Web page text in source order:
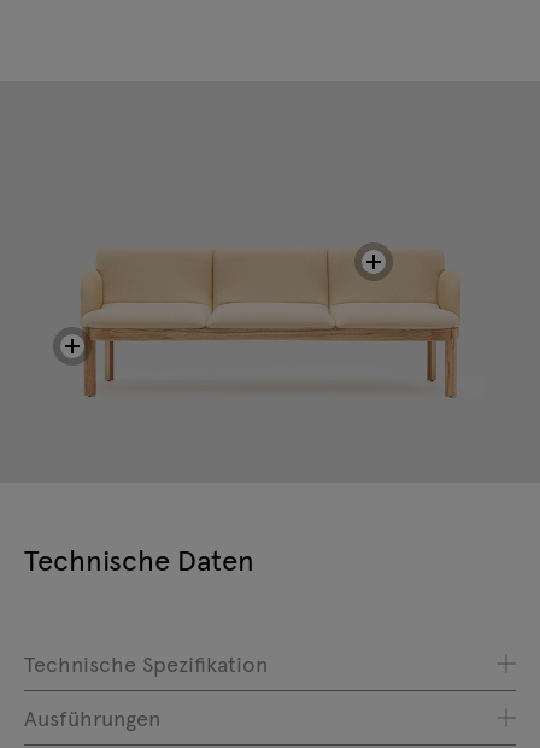
Technische Daten
Technische Spezifikation
Ausführungen